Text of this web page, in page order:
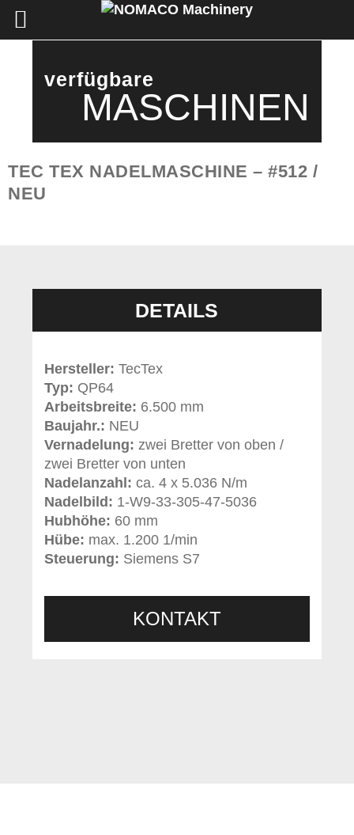
verfügbare
MASCHINEN
TEC TEX NADELMASCHINE – #512 /
NEU
DETAILS
Hersteller: TecTex
Typ: QP64
Arbeitsbreite: 6.500 mm
Baujahr.: NEU
Vernadelung: zwei Bretter von oben /
zwei Bretter von unten
Nadelanzahl: ca. 4 x 5.036 N/m
Nadelbild: 1-W9-33-305-47-5036
Hubhöhe: 60 mm
Hübe: max. 1.200 1/min
Steuerung: Siemens S7
KONTAKT